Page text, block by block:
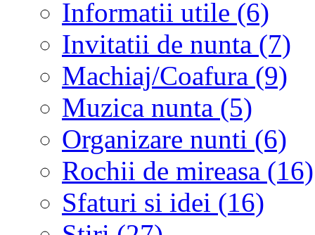
Informatii utile (6)
Invitatii de nunta (7)
Machiaj/Coafura (9)
Muzica nunta (5)
Organizare nunti (6)
Rochii de mireasa (16)
Sfaturi si idei (16)